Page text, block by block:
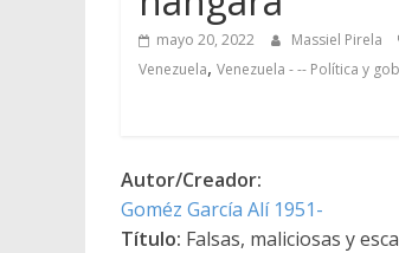
mayo 20, 2022 Massiel Pirela
Venezuela, Venezuela - -- Política y
Autor/Creador:
Goméz García Alí 1951-
Título: Falsas, maliciosas y